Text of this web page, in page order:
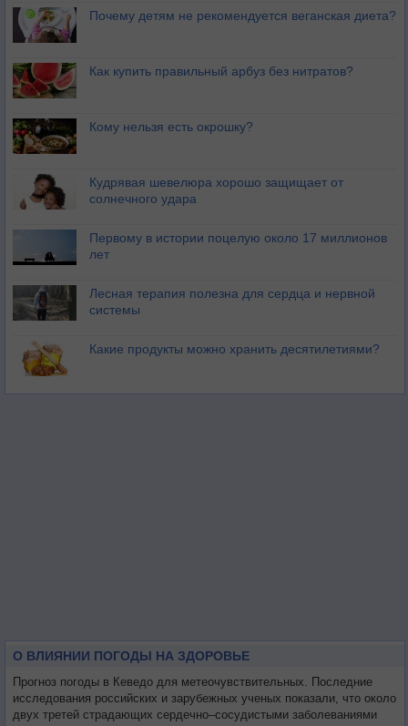
Почему детям не рекомендуется веганская диета?
Как купить правильный арбуз без нитратов?
Кому нельзя есть окрошку?
Кудрявая шевелюра хорошо защищает от
солнечного удара
Первому в истории поцелую около 17 миллионов
лет
Лесная терапия полезна для сердца и нервной
системы
Какие продукты можно хранить десятилетиями?
О ВЛИЯНИИ ПОГОДЫ НА ЗДОРОВЬЕ
Прогноз погоды в Кеведо для метеочувствительных. Последние
исследования российских и зарубежных ученых показали, что около
двух третей страдающих сердечно–сосудистыми заболеваниями